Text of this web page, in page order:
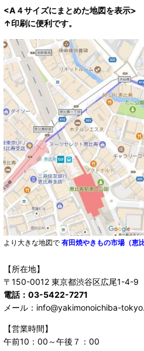
<A４サイズにまとめた地図を表示>
↑印刷に便利です。
より大きな地図で 有田焼やきもの市場（恵
【所在地】
〒150-0012 東京都渋谷区広尾1-4-9
電話：03-5422-7271
メール：info@yakimonoichiba-
【営業時間】
午前10：00～午後７：00